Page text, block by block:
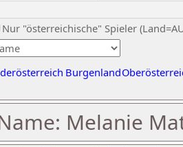
Nur "österreichische" Spieler
Burgenland
Melanie